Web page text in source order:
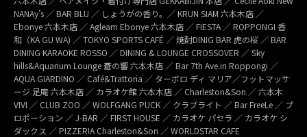
NANAy’s ／ BAR BLU ／ しょうがの香り。／ KRUN SIAM 六本木店 ／
Ebonye 六本木店 ／ Agleam Ebonye 六本木店 ／ FIESTA ／ ROPPONGI 香
和（KA GU WA) ／ TOKYO SPORTS CAFÉ ／ 焼酎DINIG BAR 虎の桜 ／ BAR
DINING KARAOKE ROSSO ／ DINING & LOUNGE CROSSOVER ／ Sky
hills&Aquarium Lounge 蒼の響 六本木店 ／ Bar 7th Ave.in Roppongi ／
AQUA GIARDINO ／ Café&Trattoria ／ ターボロ ディ マリア／フットマッサ
ージ 足庵 六本木店 ／ カラオケ館 六本木店 ／ Charleston&Son ／ 六本木
VIVI ／ CLUB ZOO ／ WOLFGANG PUCK ／ クラブライト ／ Bar FreeLe ／ プ
ロポーション ／ J-BAR ／ FIRST HOUSE ／ カラオケ パセラ ／ カラオケ シ
ダックス ／ PIZZERIA Charleston&Son ／ WORLDSTAR CAFE